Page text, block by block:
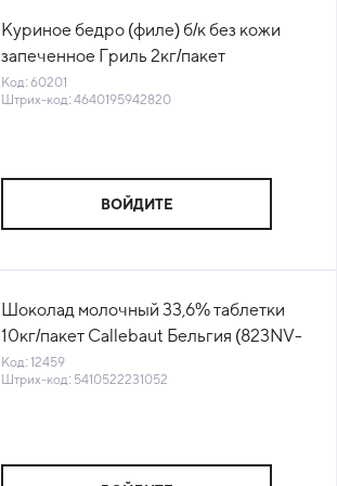
Куриное бедро (филе) б/к без кожи
запеченное Гриль 2кг/пакет
Серволюкс Посад Россия (КОД 60201)
(-18°С)
Код: 60201
Штрих-код: 4640195942820
ВОЙДИТЕ
Шоколад молочный 33,6% таблетки
10кг/пакет Callebaut Бельгия (823NV-
595) (НМ) (КОД 12459)(+18°С)
Код: 12459
Штрих-код: 5410522231052